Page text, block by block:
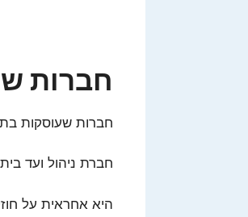
חברות
חברות שעוסקות
חברת ניהול ועד
היא אחראית על